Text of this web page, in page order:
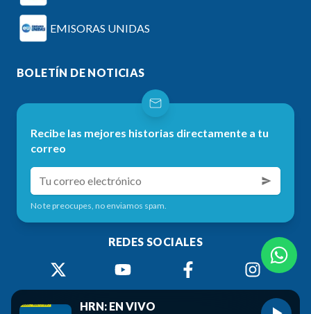
EMISORAS UNIDAS
BOLETÍN DE NOTICIAS
Recibe las mejores historias directamente a tu
correo
No te preocupes, no enviamos spam.
REDES SOCIALES
HRN: EN VIVO